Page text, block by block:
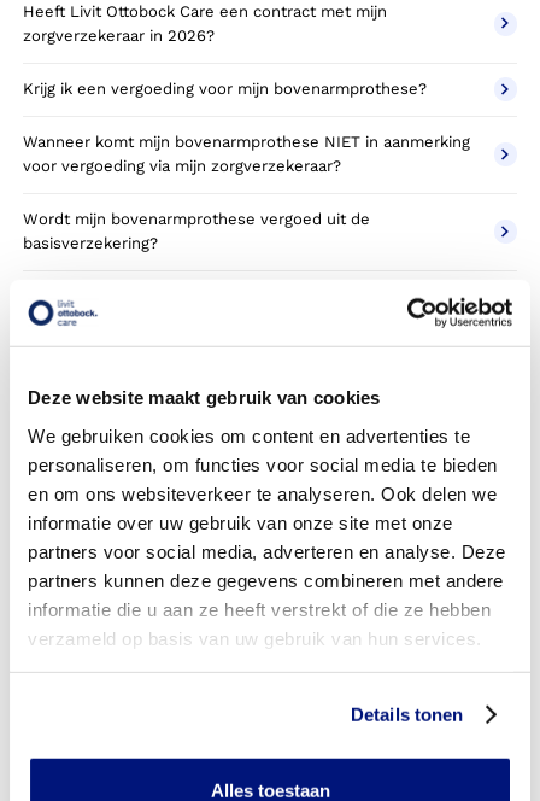
Deze website maakt gebruik van cookies
We gebruiken cookies om content en advertenties te
personaliseren, om functies voor social media te bieden
en om ons websiteverkeer te analyseren. Ook delen we
informatie over uw gebruik van onze site met onze
partners voor social media, adverteren en analyse. Deze
partners kunnen deze gegevens combineren met andere
informatie die u aan ze heeft verstrekt of die ze hebben
verzameld op basis van uw gebruik van hun services.
Details tonen
Alles toestaan
Heeft Livit Ottobock Care een contract met mijn
zorgverzekeraar in 2026?
Krijg ik een vergoeding voor mijn bovenarmprothese?
Wanneer komt mijn bovenarmprothese NIET in aanmerking
voor vergoeding via mijn zorgverzekeraar?
Wordt mijn bovenarmprothese vergoed uit de
basisverzekering?
Wordt mijn bovenarmprothese vergoed vanuit een
aanvullende verzekering?
Zijn er ook bovenarmprothesen in confectie- of standaard
uitvoeringen?
Is de bovenarmprothese mijn eigendom?
Wordt de bovenarmprothese geleverd onder de bruikleen
of lease regeling van uw zorgverzekering?
Wanneer mag mijn bovenarmprothese vervangen worden?
toestemming nodig van mijn zorgverzekeraar?
Kan ik een reserve bovenarmprothese vergoed krijgen?